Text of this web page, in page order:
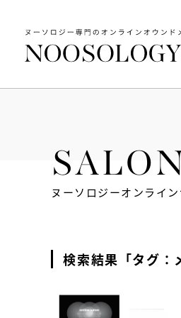
ヌーソロジーオンライ
検索結果「タグ：